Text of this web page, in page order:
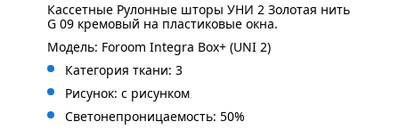
Кассетные Рулонные шторы УНИ 2 Золотая нить
G 09 кремовый на пластиковые окна.
Модель: Foroom Integra Box+ (UNI 2)
Категория ткани: 3
Рисунок: с рисунком
Светонепроницаемость: 50%